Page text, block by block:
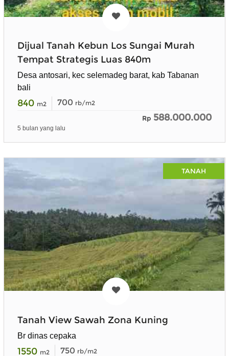
Dijual Tanah Kebun Los Sungai Murah
Tempat Strategis Luas 840m
Desa antosari, kec selemadeg barat, kab Tabanan
bali
840 m2 700 rb/m2
Rp 588.000.000
5 bulan yang lalu
TANAH
Tanah View Sawah Zona Kuning
Br dinas cepaka
1550 m2 750 rb/m2